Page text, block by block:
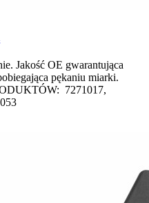
Jakość OE gwarantująca
pękaniu miarki.
7271017,